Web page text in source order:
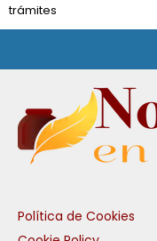
trámites
Política de Cookies